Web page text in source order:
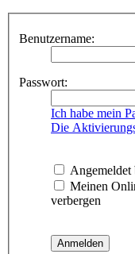
Benutzername:
Passwort:
Ich habe mein
Die
Angemeldet
Meinen
verbergen